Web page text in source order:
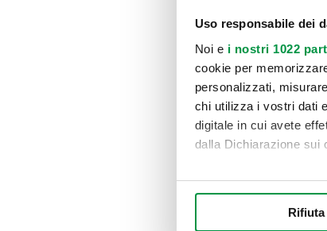
Uso responsabile dei
Noi e i nostri 1022
cookie per
personalizzati,
chi utilizza i vostri dati
digitale in cui avete
dalla Dichiarazione sui
Con il tuo consenso,
Identificare il
Rifiuta